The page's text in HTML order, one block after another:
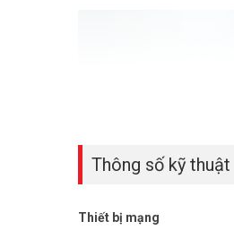
Thông số kỹ thuật
Thiết bị mạng